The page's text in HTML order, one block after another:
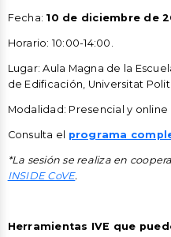
Fecha: 10 de diciembre de
Horario: 10:00-14:00.
Lugar: Aula Magna de la
de Edificación, Universitat
Modalidad: Presencial y online
Consulta el programa
*La sesión se realiza en
INSIDE CoVE.
Herramientas IVE que